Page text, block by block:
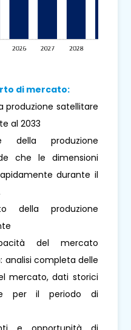
di mercato:
produzione satellitare
al 2033
della produzione
che le dimensioni
durante il
della produzione
del mercato
analisi completa delle
mercato, dati storici
per il periodo di